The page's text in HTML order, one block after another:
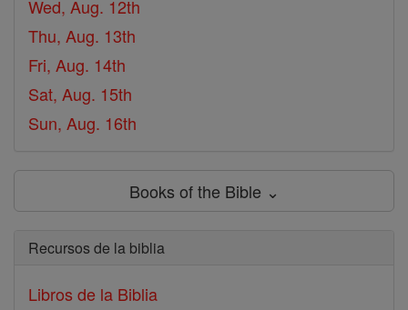
Wed, Aug. 12th
Thu, Aug. 13th
Fri, Aug. 14th
Sat, Aug. 15th
Sun, Aug. 16th
Books of the Bible ⌄
Recursos de la biblia
Libros de la Biblia